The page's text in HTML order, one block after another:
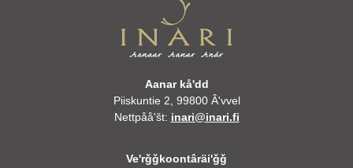
Aanar kåʹdd
Piiskuntie 2, 99800 Âʹvvel
Nettpååʹšt: inari@inari.fi
Veʹrǧǧkoontâräiʹǧǧ